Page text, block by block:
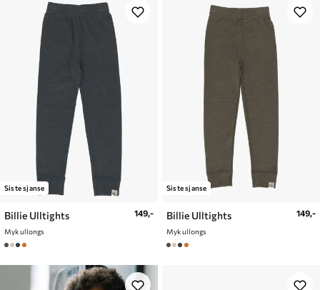
Siste sjanse
Billie Ulltights
Myk ullongs
149,-
Siste sjanse
Billie Ulltights
Myk ullongs
149,-